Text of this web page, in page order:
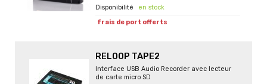
en stock
frais de port offerts
RELOOP TAPE2
Interface USB Audio Recorder avec lecteur
de carte micro SD